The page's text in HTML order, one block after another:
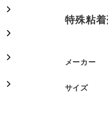
特殊粘
メーカー
サイズ